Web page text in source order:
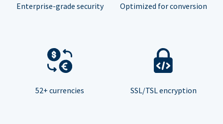
Enterprise-grade security Optimized for conversion
52+ currencies SSL/TSL encryption